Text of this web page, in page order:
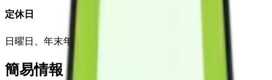
定休日
日曜日、年末年始(12月30日から1月3日まで)
簡易情報